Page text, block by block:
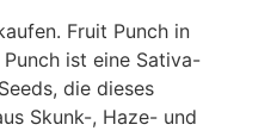
Fruit Punch in
ist eine Sativa-
die dieses
Skunk-, Haze- und